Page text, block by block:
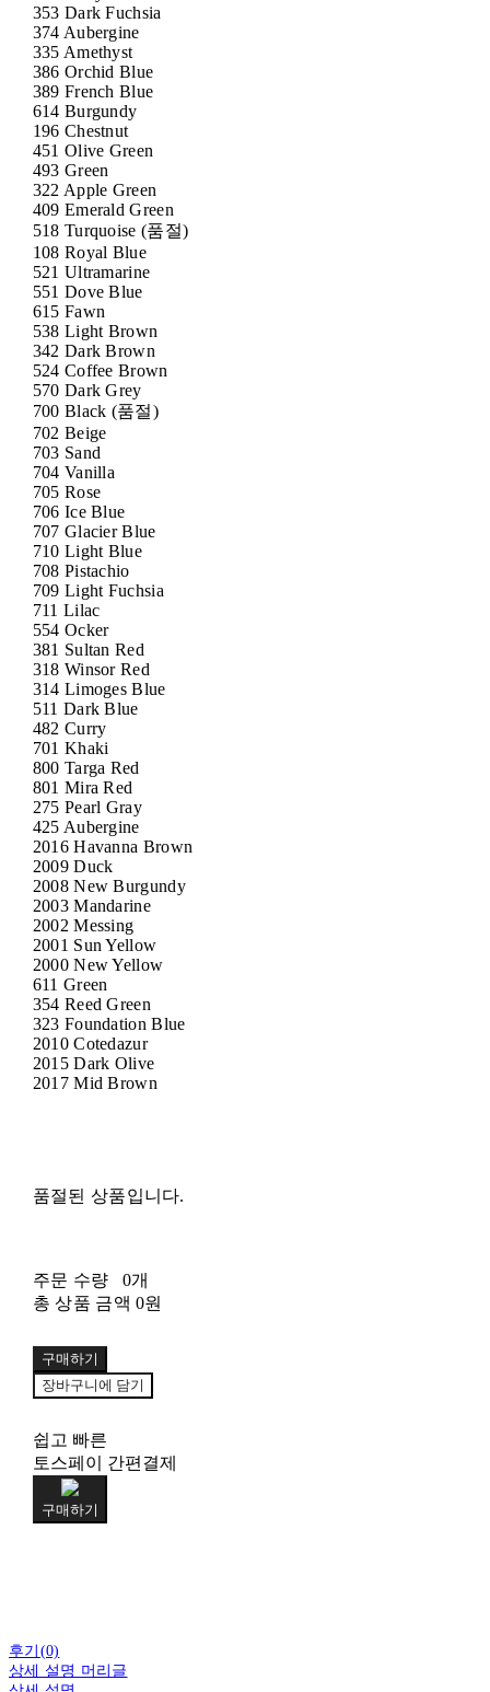
353 Dark Fuchsia
374 Aubergine
335 Amethyst
386 Orchid Blue
389 French Blue
614 Burgundy
196 Chestnut
451 Olive Green
493 Green
322 Apple Green
409 Emerald Green
518 Turquoise (품절)
108 Royal Blue
521 Ultramarine
551 Dove Blue
615 Fawn
538 Light Brown
342 Dark Brown
524 Coffee Brown
570 Dark Grey
700 Black (품절)
702 Beige
703 Sand
704 Vanilla
705 Rose
706 Ice Blue
707 Glacier Blue
710 Light Blue
708 Pistachio
709 Light Fuchsia
711 Lilac
554 Ocker
381 Sultan Red
318 Winsor Red
314 Limoges Blue
511 Dark Blue
482 Curry
701 Khaki
800 Targa Red
801 Mira Red
275 Pearl Gray
425 Aubergine
2016 Havanna Brown
2009 Duck
2008 New Burgundy
2003 Mandarine
2002 Messing
2001 Sun Yellow
2000 New Yellow
611 Green
354 Reed Green
323 Foundation Blue
2010 Cotedazur
2015 Dark Olive
2017 Mid Brown
품절된 상품입니다.
주문 수량
0개
총 상품 금액 0원
구매하기
장바구니에 담기
쉽고 빠른
토스페이 간편결제
구매하기
후기(0)
상세 설명 머리글